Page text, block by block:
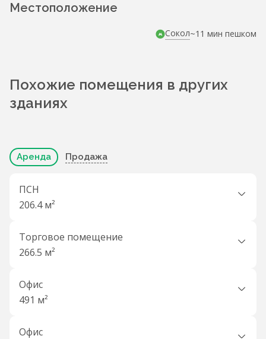
Местоположение
Сокол~11 мин пешком
Похожие помещения в других
зданиях
Аренда Продажа
ПСН
206.4 м²
Торговое помещение
266.5 м²
Офис
491 м²
Офис